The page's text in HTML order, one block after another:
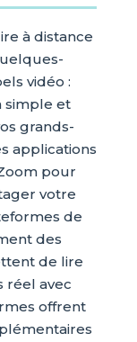
à distance
vidéo :
simple et
grands-
applications
pour
votre
de
des
de lire
réel avec
offrent